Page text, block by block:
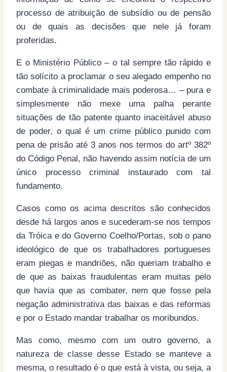
processo de atribuição de subsídio ou de pensão
ou de quais as decisões que nele já foram
proferidas.
E o Ministério Público – o tal sempre tão rápido e
tão solícito a proclamar o seu alegado empenho no
combate à criminalidade mais poderosa… – pura e
simplesmente não mexe uma palha perante
situações de tão patente quanto inaceitável abuso
de poder, o qual é um crime público punido com
pena de prisão até 3 anos nos termos do artº 382º
do Código Penal, não havendo assim notícia de um
único processo criminal instaurado com tal
fundamento.
Casos como os acima descritos são conhecidos
desde há largos anos e sucederam-se nos tempos
da Tróica e do Governo Coelho/Portas, sob o pano
ideológico de que os trabalhadores portugueses
eram piegas e mandriões, não queriam trabalho e
de que as baixas fraudulentas eram muitas pelo
que havia que as combater, nem que fosse pela
negação administrativa das baixas e das reformas
e por o Estado mandar trabalhar os moribundos.
Mas como, mesmo com um outro governo, a
natureza de classe desse Estado se manteve a
mesma, o resultado é o que está à vista, ou seja, a